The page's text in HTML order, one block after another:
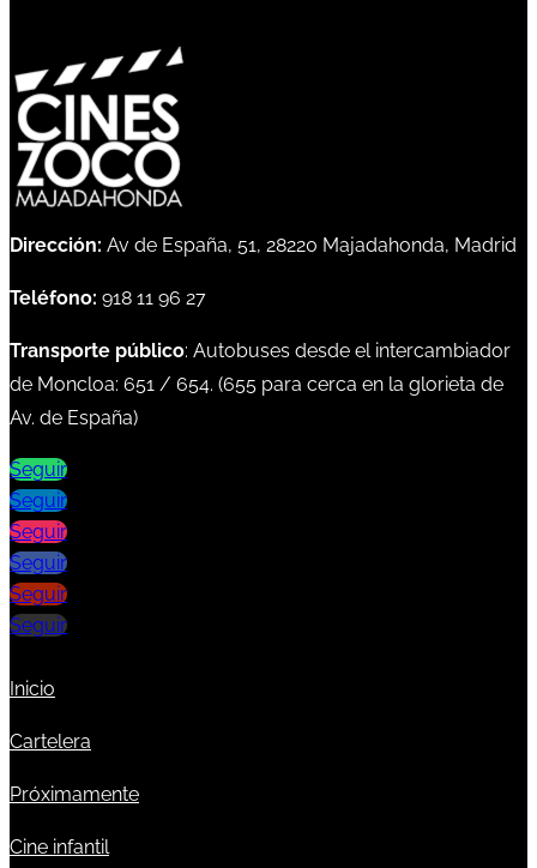
Dirección: Av de España, 51, 28220 Majadahonda, Madrid
Teléfono: 918 11 96 27
Transporte público: Autobuses desde el intercambiador
de Moncloa: 651 / 654. (655 para cerca en la glorieta de
Av. de España)
Seguir
Seguir
Seguir
Seguir
Seguir
Seguir
Inicio
Cartelera
Próximamente
Cine infantil